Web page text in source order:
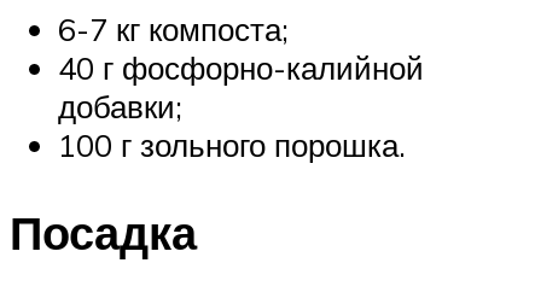
6-7 кг компоста;
40 г фосфорно-калийной
добавки;
100 г зольного порошка.
Посадка